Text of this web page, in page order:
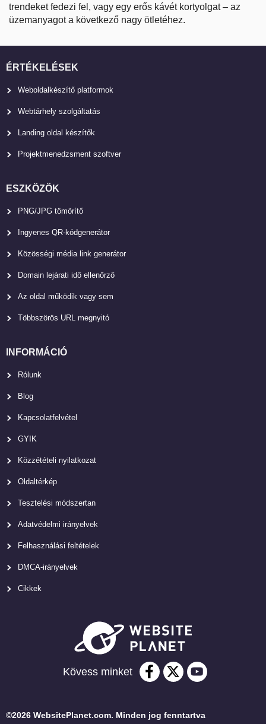
trendeket fedezi fel, vagy egy erős kávét kortyolgat – az
üzemanyagot a következő nagy ötletéhez.
ÉRTÉKELÉSEK
Weboldalkészítő platformok
Webtárhely szolgáltatás
Landing oldal készítők
Projektmenedzsment szoftver
ESZKÖZÖK
PNG/JPG tömörítő
Ingyenes QR-kódgenerátor
Közösségi média link generátor
Domain lejárati idő ellenőrző
Az oldal működik vagy sem
Többszörös URL megnyitó
INFORMÁCIÓ
Rólunk
Blog
Kapcsolatfelvétel
GYIK
Közzétételi nyilatkozat
Oldaltérkép
Tesztelési módszertan
Adatvédelmi irányelvek
Felhasználási feltételek
DMCA-irányelvek
Cikkek
Kövess minket
©2026 WebsitePlanet.com. Minden jog fenntartva